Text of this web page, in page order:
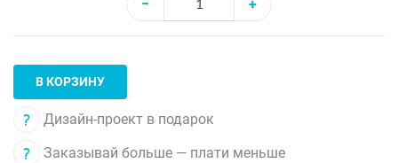
−
+
В КОРЗИНУ
Дизайн-проект в подарок
Заказывай больше — плати меньше